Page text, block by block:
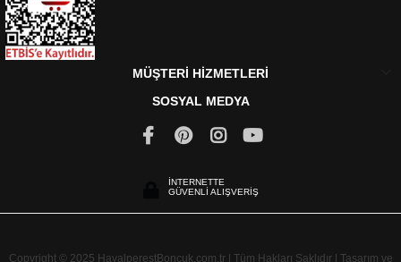
MÜŞTERİ HİZMETLERİ
SOSYAL MEDYA
İNTERNETTE
GÜVENLİ ALIŞVERİŞ
Copyright © 2025 HayalperestBoncuk.com.tr | Tüm Hakları Saklıdır | Tasarım ve